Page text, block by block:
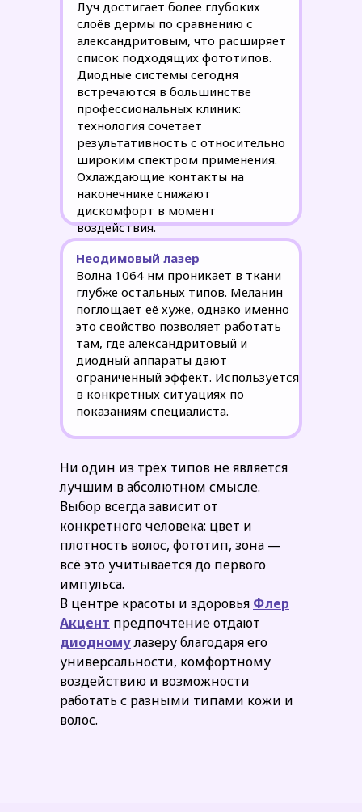
Неодимовый лазер
Волна 1064 нм проникает в ткани
глубже остальных типов. Меланин
поглощает её хуже, однако именно
это свойство позволяет работать
там, где александритовый и
диодный аппараты дают
ограниченный эффект. Используется
в конкретных ситуациях по
показаниям специалиста.
Луч достигает более глубоких
слоёв дермы по сравнению с
александритовым, что расширяет
список подходящих фототипов.
Диодные системы сегодня
встречаются в большинстве
профессиональных клиник:
технология сочетает
результативность с относительно
широким спектром применения.
Охлаждающие контакты на
наконечнике снижают
дискомфорт в момент
воздействия.
Ни один из трёх типов не является
лучшим в абсолютном смысле.
Выбор всегда зависит от
конкретного человека: цвет и
плотность волос, фототип, зона —
всё это учитывается до первого
импульса.
В центре красоты и здоровья Флер
Акцент предпочтение отдают
диодномулазеру благодаря его
универсальности, комфортному
воздействию и возможности
работать с разными типами кожи и
волос.